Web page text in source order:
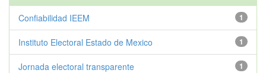
1
Confiabilidad IEEM
1
Instituto Electoral Estado de Mexico
1
Jornada electoral transparente